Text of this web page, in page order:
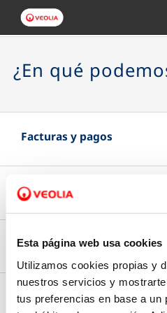
Esta página web usa cookies
Utilizamos cookies propias y
nuestros servicios y
tus preferencias en base a un
VER TODAS LAS GESTIONES
TU AGUA
VER TODAS LAS GESTIONES
CONÓCENOS
¿En qué
Facturas y pagos
Tipo de factura
Lecturas y consumos
Introduce la
Envía la última
Contratos y personas
Modificación de datos